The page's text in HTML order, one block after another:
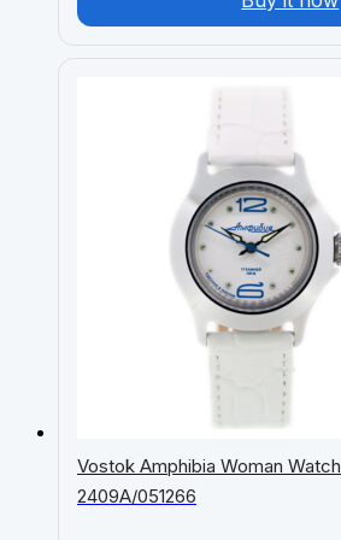
Vostok Amphibia Woman Watch
2409A/051266